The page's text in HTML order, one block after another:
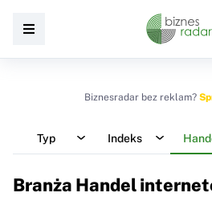
Biznesradar bez reklam?
Typ Indeks
Branża Handel